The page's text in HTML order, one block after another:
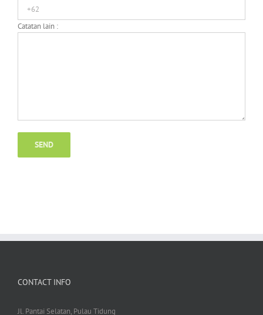
Catatan lain :
CONTACT INFO
Jl. Pantai Selatan, Pulau Tidung